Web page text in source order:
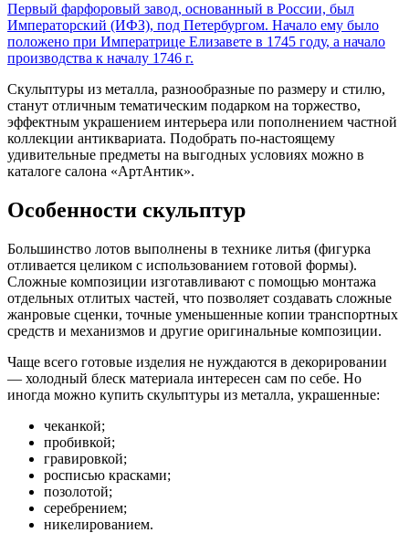
Первый фарфоровый завод, основанный в России, был
Императорский (ИФЗ), под Петербургом. Начало ему было
положено при Императрице Елизавете в 1745 году, а начало
производства к началу 1746 г.
Скульптуры из металла, разнообразные по размеру и стилю,
станут отличным тематическим подарком на торжество,
эффектным украшением интерьера или пополнением частной
коллекции антиквариата. Подобрать по-настоящему
удивительные предметы на выгодных условиях можно в
каталоге салона «АртАнтик».
Особенности скульптур
Большинство лотов выполнены в технике литья (фигурка
отливается целиком с использованием готовой формы).
Сложные композиции изготавливают с помощью монтажа
отдельных отлитых частей, что позволяет создавать сложные
жанровые сценки, точные уменьшенные копии транспортных
средств и механизмов и другие оригинальные композиции.
Чаще всего готовые изделия не нуждаются в декорировании
— холодный блеск материала интересен сам по себе. Но
иногда можно купить скульптуры из металла, украшенные:
чеканкой;
пробивкой;
гравировкой;
росписью красками;
позолотой;
серебрением;
никелированием.